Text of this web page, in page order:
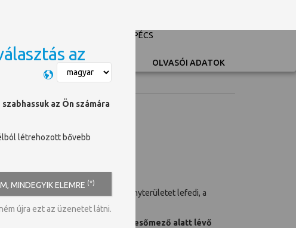
UNIVERSITY OF PÉCS
Switch language OLVASÓI ADATOK
Szinte valamennyi tudományterületet lefedi, a
odafigyelni rá, hogy a keresőmező alatt lévő
az
az Ön számára
létrehozott bővebb
MINDEGYIK ELEMRE (*)
újra ezt az üzenetet látni.